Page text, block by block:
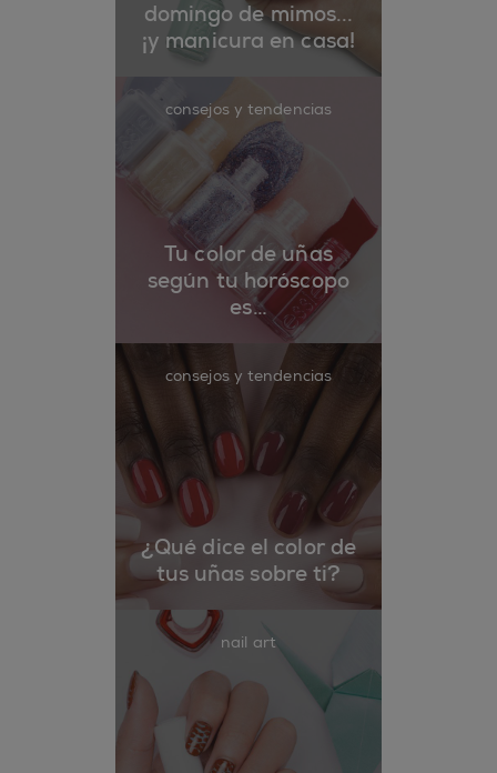
domingo de mimos...
¡y manicura en casa!
consejos y tendencias
Tu color de uñas
según tu horóscopo
es…
consejos y tendencias
¿Qué dice el color de
tus uñas sobre ti?
nail art